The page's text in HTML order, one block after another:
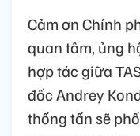
nguồn nhân